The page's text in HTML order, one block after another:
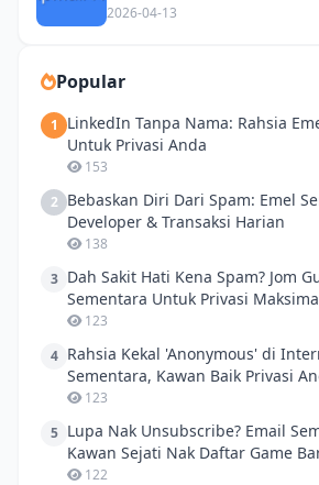
2026-04-13
Popular
1
LinkedIn Tanpa Nama: Rahsia
Untuk Privasi Anda
153
2 Bebaskan Diri Dari Spam: Emel
Developer & Transaksi Harian
138
3 Dah Sakit Hati Kena Spam? Jom
Sementara Untuk Privasi
123
4 Rahsia Kekal 'Anonymous' di
Sementara, Kawan Baik Privasi
123
5 Lupa Nak Unsubscribe? Email
Kawan Sejati Nak Daftar Game
122